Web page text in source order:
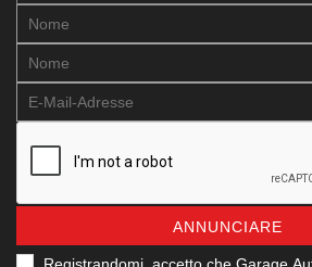
ANNUNCIARE
Registrandomi, accetto che Garage